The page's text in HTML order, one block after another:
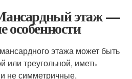
этаж —
особенности
этажа может быть
треугольной, иметь
не симметричные,